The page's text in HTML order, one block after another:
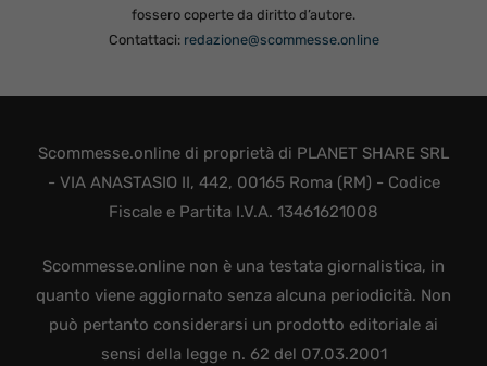
fossero coperte da diritto d’autore.
Contattaci: redazione@scommesse.online
Scommesse.online di proprietà di PLANET SHARE SRL
- VIA ANASTASIO II, 442, 00165 Roma (RM) - Codice
Fiscale e Partita I.V.A. 13461621008
Scommesse.online non è una testata giornalistica, in
quanto viene aggiornato senza alcuna periodicità. Non
può pertanto considerarsi un prodotto editoriale ai
sensi della legge n. 62 del 07.03.2001